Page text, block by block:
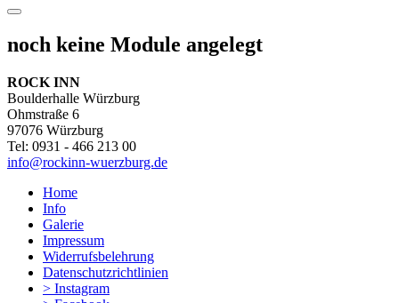
noch keine Module angelegt
ROCK INN
Boulderhalle Würzburg
Ohmstraße 6
97076 Würzburg
Tel: 0931 - 466 213 00
info@rockinn-wuerzburg.de
Home
Info
Galerie
Impressum
Widerrufsbelehrung
Datenschutzrichtlinien
> Instagram